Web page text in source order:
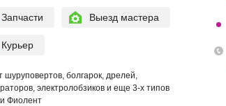
Запчасти Выезд мастера
Курьер
шуруповертов, болгарок, дрелей,
электролобзиков и еще 3-х типов
Фиолент